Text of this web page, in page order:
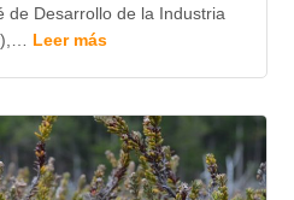
de Desarrollo de la Industria
Leer más